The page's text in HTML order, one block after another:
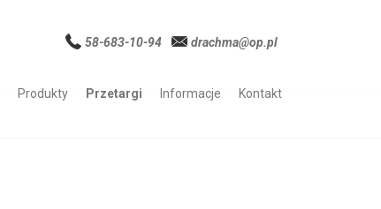
58-683-10-94 drachma@op.pl
Produkty Przetargi Informacje Kontakt